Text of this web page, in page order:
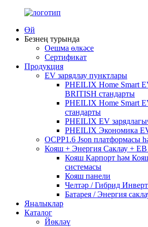
Өй
Безнең турында
Оешма өлкәсе
Сертификат
Продукция
EV зарядлау пунктлары
PHEILIX Home Smart
BRITISH стандарты
PHEILIX Home Smart
стандарты
PHEILIX EV
PHEILIX Экономика
OCPP1.6 Json платформасы
Кояш + Энергия Саклау + ЕВ
Кояш Карпорт һәм
системасы
Кояш панели
Челтәр / Гибрид
Батарея / Энергия
Яңалыклар
Каталог
Йөкләү